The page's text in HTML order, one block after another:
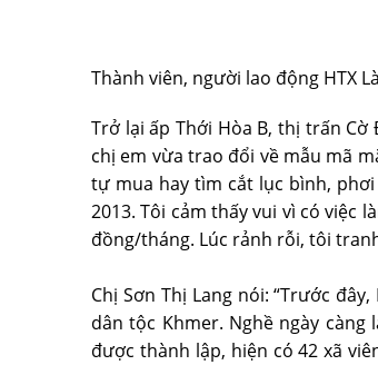
Thành viên, người lao động HTX
Trở lại ấp Thới Hòa B, thị trấn
chị em vừa trao đổi về mẫu mã
tự mua hay tìm cắt lục bình, phơi
2013. Tôi cảm thấy vui vì có việc
đồng/tháng. Lúc rảnh rỗi, tôi
Chị Sơn Thị Lang nói: “Trước
dân tộc Khmer. Nghề ngày
được thành lập, hiện có 42 xã